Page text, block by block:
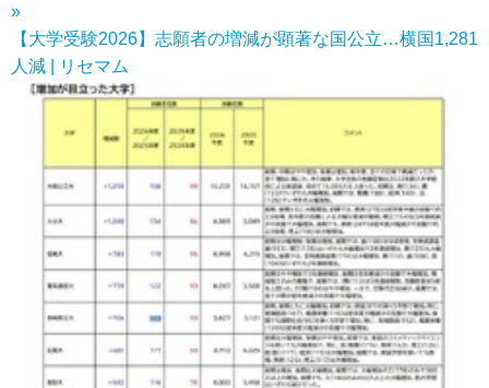
»
【大学受験2026】志願者の増減が顕著な国公立…横国1,281
人減 | リセマム